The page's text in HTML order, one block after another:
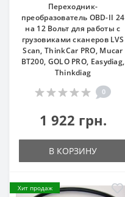
Переходник-
преобразователь OBD-II 24
на 12 Вольт для работы с
грузовиками сканеров LVS
Scan, ThinkCar PRO, Mucar
BT200, GOLO PRO, Easydiag,
Thinkdiag
0
1 922 грн.
В КОРЗИНУ
Хит продаж